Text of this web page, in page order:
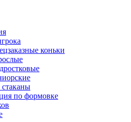
коньки
по формовке